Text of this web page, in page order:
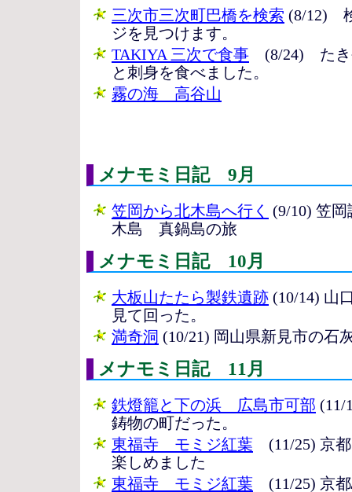
三次市三次町巴橋を検索 (8/12)
ジを見つけます。
TAKIYA 三次で食事 (8/24) たき
と刺身を食べました。
霧の海 高谷山
メナモミ日記 9月
笠岡から北木島へ行く (9/10) 笠
木島 真鍋島の旅
メナモミ日記 10月
大板山たたら製鉄遺跡 (10/14) 山
見て回った。
満奇洞 (10/21) 岡山県新見市の石
メナモミ日記 11月
鉄燈籠と下の浜 広島市可部 (11/
鋳物の町だった。
東福寺 モミジ紅葉 (11/25) 京
楽しめました
東福寺 モミジ紅葉 (11/25) 京